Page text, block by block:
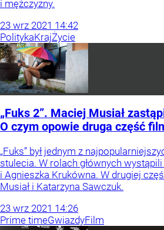
i mężczyzny.
23 wrz 2021 14:42
PolitykaKrajŻycie
„Fuks 2”. Maciej Musiał
O czym opowie druga część
„Fuks” był jednym z
stulecia. W rolach głównych
i Agnieszka Krukówna. W drugiej
Musiał i Katarzyna Sawczuk.
23 wrz 2021 14:26
Prime timeGwiazdyFilm